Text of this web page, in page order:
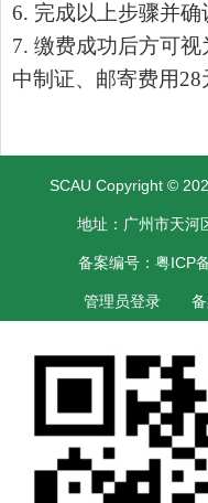
6. 完成以上步骤并确
7. 缴费成功后方可
中制证、邮寄费用28
SCAU Copyright ©
地址：广州市天河
备案编号：粤ICP
管理员登录